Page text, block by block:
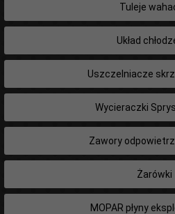
Tuleje
Układ
Uszczelniacze
Wycieraczki
Zawory
Żarówki
MOPAR płyny